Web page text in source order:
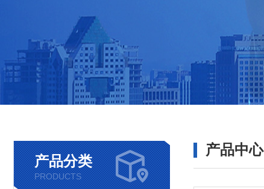
产品分类
PRODUCTS
产品中心